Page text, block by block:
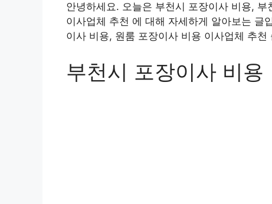
안녕하세요. 오늘은 부천시 포장이사 비용,
이사업체 추천 에 대해 자세하게 알아보는 글
이사 비용, 원룸 포장이사 비용 이사업체 추
부천시 포장이사 비용